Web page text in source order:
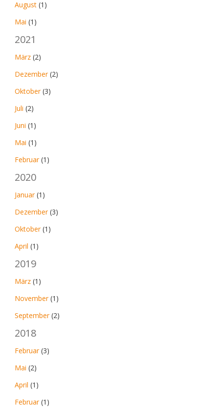
August (1)
Mai (1)
2021
März (2)
Dezember(2)
Oktober(3)
Juli (2)
Juni (1)
Mai (1)
Februar(1)
2020
Januar(1)
Dezember(3)
Oktober(1)
April (1)
2019
März (1)
November(1)
September(2)
2018
Februar(3)
Mai (2)
April (1)
Februar(1)